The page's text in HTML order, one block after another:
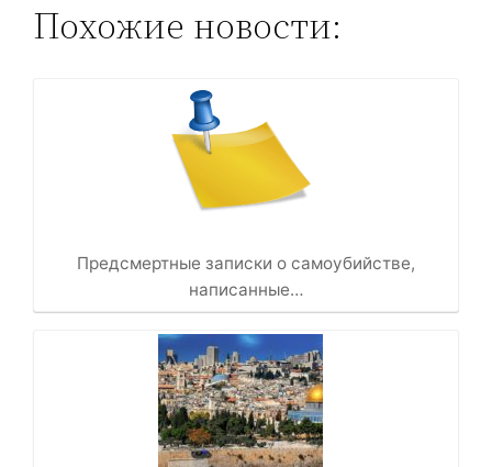
Похожие новости:
Предсмертные записки о самоубийстве,
написанные…